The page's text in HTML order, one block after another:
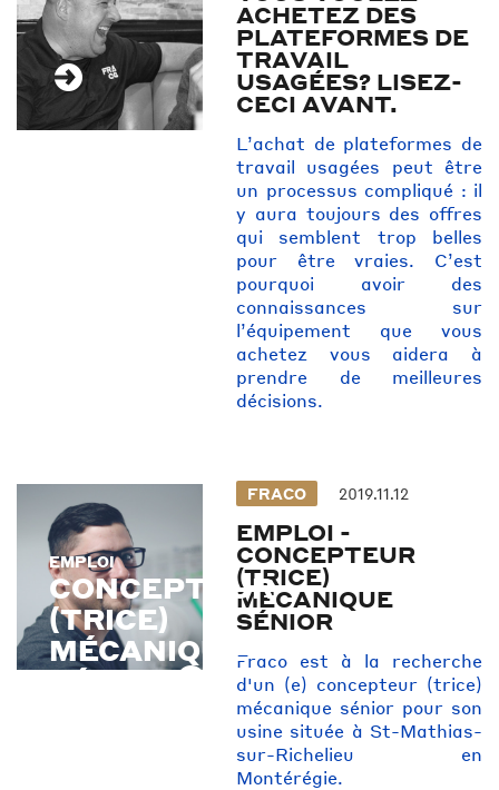
ACHETEZ DES
PLATEFORMES DE
TRAVAIL
USAGÉES? LISEZ-
CECI AVANT.
L’achat de plateformes de
travail usagées peut être
un processus compliqué : il
y aura toujours des offres
qui semblent trop belles
pour être vraies. C’est
pourquoi avoir des
connaissances sur
l’équipement que vous
achetez vous aidera à
prendre de meilleures
décisions.
EMPLOI
CONCEPTEUR
(TRICE)
MÉCANIQUE
SÉNIOR
EMPLOI
FRACO 2019.11.12
EMPLOI -
CONCEPTEUR
(TRICE)
MÉCANIQUE
SÉNIOR
Fraco est à la recherche
d'un (e) concepteur (trice)
mécanique sénior pour son
usine située à St-Mathias-
sur-Richelieu en
Montérégie.